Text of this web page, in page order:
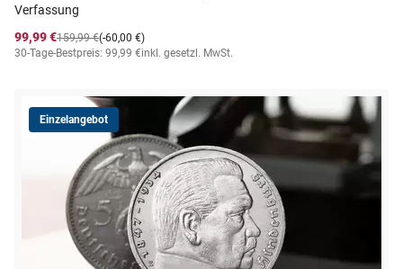
Verfassung
99,99 €
(-60,00 €)
159,99 €
30-Tage-Bestpreis: 99,99 €inkl. gesetzl. MwSt.
Einzelangebot